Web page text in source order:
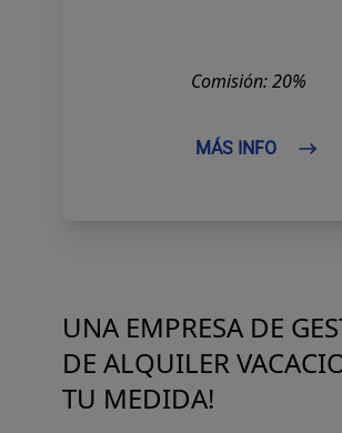
Comisión: 20%
MÁS INFO
UNA EMPRESA DE
DE ALQUILER
TU MEDIDA!